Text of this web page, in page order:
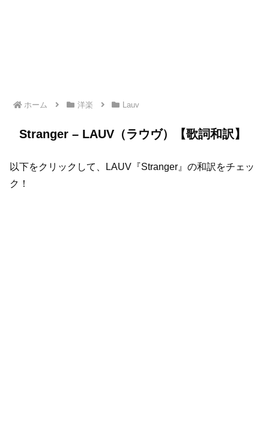
ホーム 洋楽 Lauv
Stranger – LAUV（ラウヴ）【歌詞和訳】
以下をクリックして、LAUV『Stranger』の和訳をチェッ
ク！